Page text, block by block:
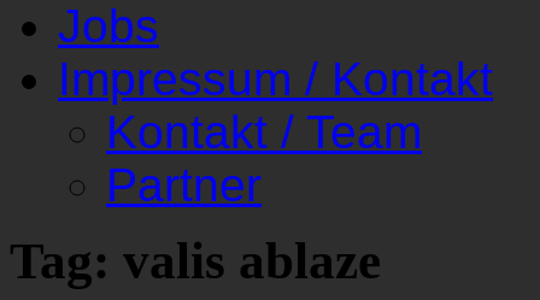
Jobs
Impressum / Kontakt
Kontakt / Team
Partner
Tag: valis ablaze